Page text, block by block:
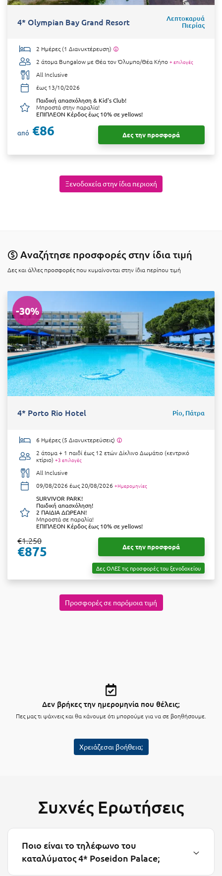
Κως
Λαγκάδια
Λακόπετρα Αχαΐας
Λακωνία
Λασίθι
Λίμνη Πλαστήρα
Λιτόχωρο
Λουτρά Υπάτης
Λουτράκι
Λούτσα
Μ
Μάνη
Μαραθώνας Αττικής
Μεθώνη
Μεσολόγγι
Μεσσηνία
Μετέωρα
Μέτσοβο
Μήλος
Μονεμβασιά
Μουζάκι
Ν
Νέα Μάκρη
Νέα Στύρα Εύβοιας
Νέοι Πόροι Πιερίας
Ξ
4* Olympian Bay Grand Resort Λεπτοκαρυά
Πιερίας
2 Ημέρες (1 Διανυκτέρευση)
2 άτομα Bungalow με Θέα τον Όλυμπο/Θέα Κήπο + επιλογές
All Inclusive
έως 13/10/2026
Παιδική απασχόληση & Kid's Club!
Μπροστά στην παραλία!
ΕΠΙΠΛΕΟΝ Κέρδος έως 10% σε yellows!
από €86 Δες την προσφορά
Ξενοδοχεία στην ίδια περιοχή
Αναζήτησε προσφορές στην ίδια τιμή
Δες και άλλες προσφορές που κυμαίνονται στην ίδια περίπου τιμή
-30%
4* Porto Rio Hotel Ρίο, Πάτρα
6 Ημέρες (5 Διανυκτερεύσεις)
2 άτομα + 1 παιδί έως 12 ετώνΔίκλινο Δωμάτιο (κεντρικό
κτίριο) +3 επιλογές
All Inclusive
09/08/2026 έως 20/08/2026 +Ημερομηνίες
SURVIVOR PARK!
Παιδική απασχόληση!
2 ΠΑΙΔΙΑ ΔΩΡΕΑΝ!
Μπροστά σε παραλία!
ΕΠΙΠΛΕΟΝ Κέρδος έως 10% σε yellows!
€1.250
€875 Δες την προσφορά
Δες ΟΛΕΣ τις προσφορές του ξενοδοχείου
Προσφορές σε παρόμοια τιμή
Δεν βρήκες την ημερομηνία που θέλεις;
Πες μας τι ψάχνεις και θα κάνουμε ότι μπορούμε για να σε βοηθήσουμε.
Χρειάζεσαι βοήθεια;
Συχνές Ερωτήσεις
Ποιο είναι το τηλέφωνο του
καταλύματος 4* Poseidon Palace;